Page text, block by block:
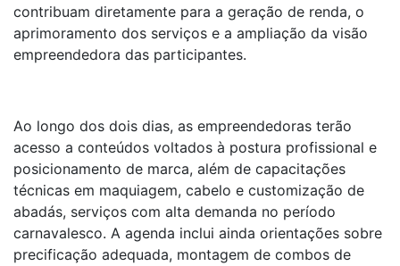
contribuam diretamente para a geração de renda, o
aprimoramento dos serviços e a ampliação da visão
empreendedora das participantes.
Ao longo dos dois dias, as empreendedoras terão
acesso a conteúdos voltados à postura profissional e
posicionamento de marca, além de capacitações
técnicas em maquiagem, cabelo e customização de
abadás, serviços com alta demanda no período
carnavalesco. A agenda inclui ainda orientações sobre
precificação adequada, montagem de combos de